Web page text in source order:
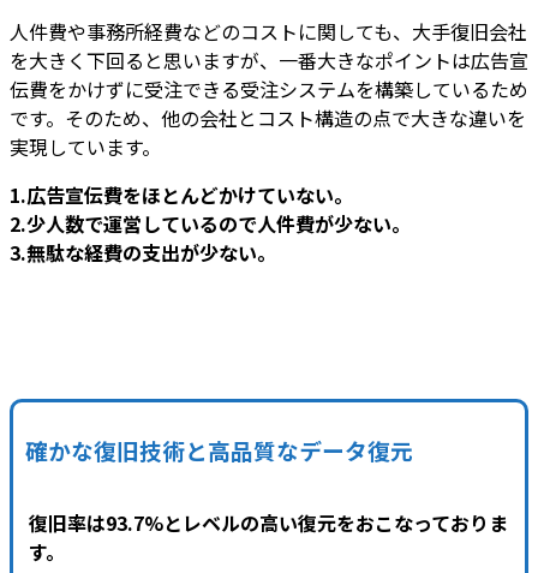
人件費や事務所経費などのコストに関しても、大手復旧会社
を大きく下回ると思いますが、一番大きなポイントは広告宣
伝費をかけずに受注できる受注システムを構築しているため
です。そのため、他の会社とコスト構造の点で大きな違いを
実現しています。
1.広告宣伝費をほとんどかけていない。
2.少人数で運営しているので人件費が少ない。
3.無駄な経費の支出が少ない。
確かな復旧技術と高品質なデータ復元
復旧率は93.7%とレベルの高い復元をおこなっておりま
す。